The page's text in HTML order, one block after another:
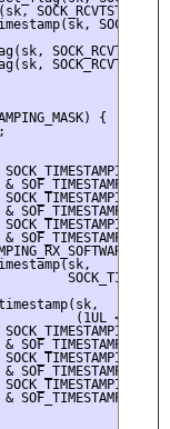
SOCK_RCVTSTAMP);
{
(1UL <<